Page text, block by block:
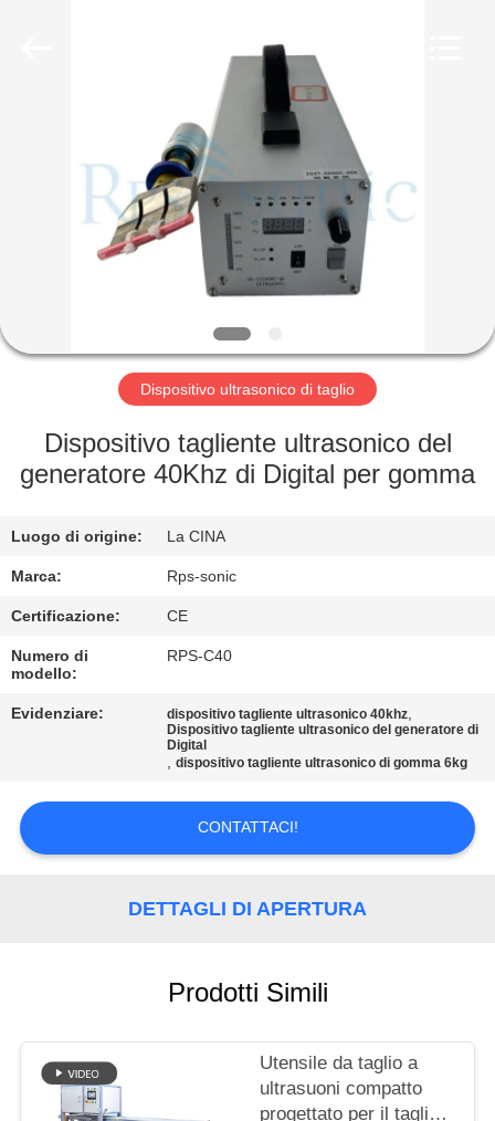
PRODOTTI
CIRCA
GIRO
FABBRICA
DI
QUALITÀ
CONTATTICI
NOTIZIE
MAPPA
SULLA
PRIVACY
Dispositivo ultrasonico di taglio
Dispositivo tagliente ultrasonico del
generatore 40Khz di Digital per gomma
Luogo di origine: La CINA
Marca: Rps-sonic
Certificazione: CE
Numero di
modello:
RPS-C40
Evidenziare: dispositivo tagliente ultrasonico 40khz,
Dispositivo tagliente ultrasonico del generatore di
Digital
,dispositivo tagliente ultrasonico di gomma 6kg
CONTATTACI!
DETTAGLI DI APERTURA
Prodotti Simili
Utensile da taglio a
ultrasuoni compatto
progettato per il taglio